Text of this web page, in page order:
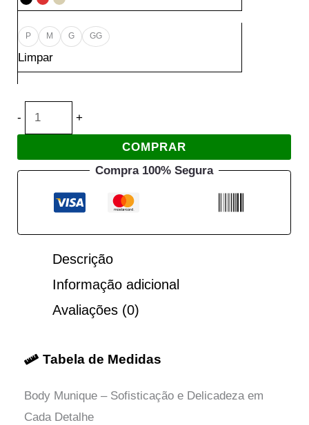
P M G GG
Limpar
- +
COMPRAR
Compra 100% Segura
Body Munique – Sofisticação e Delicadeza em
Cada Detalhe
Areia – P, M
Preto – P, M, G, GG
Vermelho – P, M, G, GG